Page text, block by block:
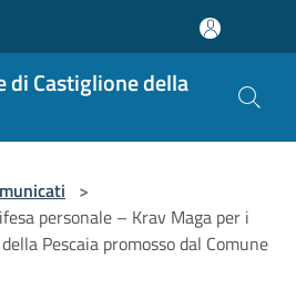
di Castiglione della
>
personale – Krav Maga per i
Pescaia promosso dal Comune